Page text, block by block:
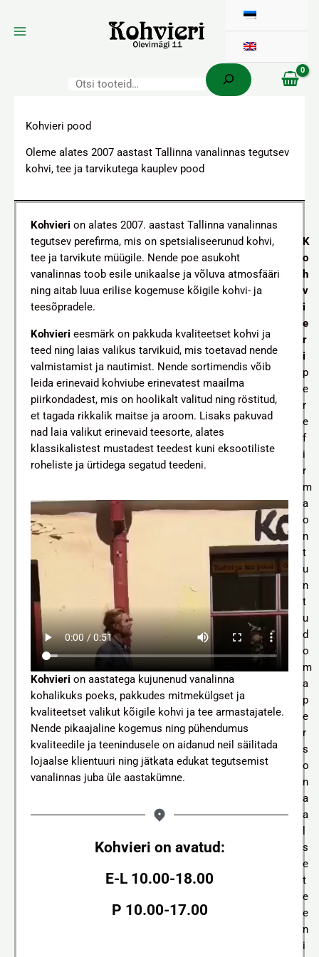
content
Kohvieri pood
Oleme alates 2007 aastast Tallinna vanalinnas tegutsev
kohvi, tee ja tarvikutega kauplev pood
Kohvieri on alates 2007. aastast Tallinna vanalinnas
tegutsev perefirma, mis on spetsialiseerunud kohvi,
tee ja tarvikute müügile. Nende poe asukoht
vanalinnas toob esile unikaalse ja võluva atmosfääri
ning aitab luua erilise kogemuse kõigile kohvi- ja
teesõpradele.
Kohvieri eesmärk on pakkuda kvaliteetset kohvi ja
teed ning laias valikus tarvikuid, mis toetavad nende
valmistamist ja nautimist. Nende sortimendis võib
leida erinevaid kohviube erinevatest maailma
piirkondadest, mis on hoolikalt valitud ning röstitud,
et tagada rikkalik maitse ja aroom. Lisaks pakuvad
nad laia valikut erinevaid teesorte, alates
klassikalistest mustadest teedest kuni eksootiliste
roheliste ja ürtidega segatud teedeni.
Kohvieri on aastatega kujunenud vanalinna
kohalikuks poeks, pakkudes mitmekülgset ja
kvaliteetset valikut kõigile kohvi ja tee armastajatele.
Nende pikaajaline kogemus ning pühendumus
kvaliteedile ja teenindusele on aidanud neil säilitada
lojaalse klientuuri ning jätkata edukat tegutsemist
vanalinnas juba üle aastakümne.
Kohvieri on avatud:
E-L 10.00-18.00
P 10.00-17.00
K
o
h
v
i
e
r
i
p
e
r
e
f
i
r
m
a
o
n
t
u
n
t
u
d
o
m
a
p
e
r
s
o
n
a
a
s
e
t
e
e
n
i